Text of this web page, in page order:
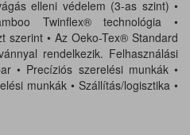
elleni védelem (3-as szint) •
Twinflex® technológia •
szerint • Az Oeko-Tex® Standard
rendelkezik. Felhasználási
• Precíziós szerelési munkák •
munkák • Szállítás/logisztika •